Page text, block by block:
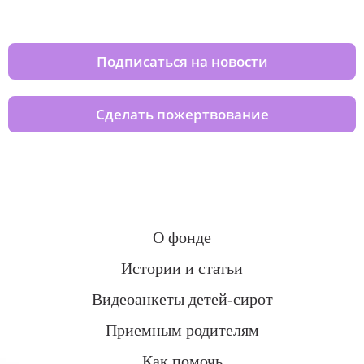
Подписаться на новости
Сделать пожертвование
О фонде
Истории и статьи
Видеоанкеты детей-сирот
Приемным родителям